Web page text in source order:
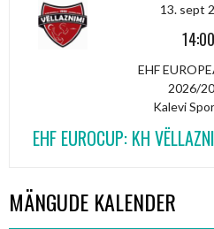
13. sept
14:00
EHF
2026/
Kalevi
EHF EUROCUP: KH
MÄNGUDE KALENDER